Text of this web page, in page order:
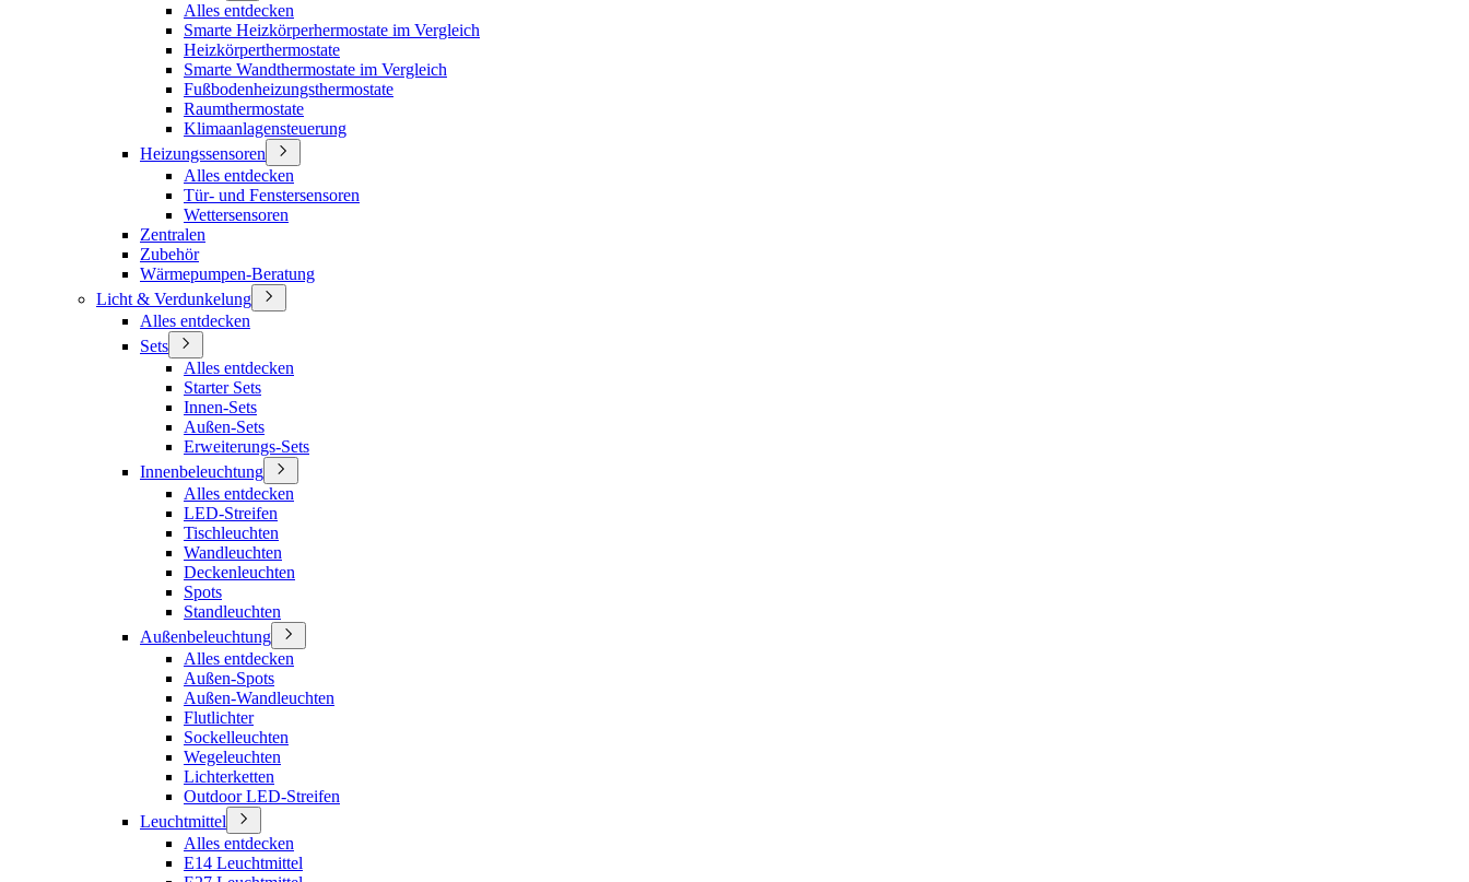
Alles entdecken
Smarte Heizkörperhermostate im Vergleich
Heizkörperthermostate
Smarte Wandthermostate im Vergleich
Fußbodenheizungsthermostate
Raumthermostate
Klimaanlagensteuerung
Heizungssensoren
Alles entdecken
Tür- und Fenstersensoren
Wettersensoren
Zentralen
Zubehör
Wärmepumpen-Beratung
Licht & Verdunkelung
Alles entdecken
Sets
Alles entdecken
Starter Sets
Innen-Sets
Außen-Sets
Erweiterungs-Sets
Innenbeleuchtung
Alles entdecken
LED-Streifen
Tischleuchten
Wandleuchten
Deckenleuchten
Spots
Standleuchten
Außenbeleuchtung
Alles entdecken
Außen-Spots
Außen-Wandleuchten
Flutlichter
Sockelleuchten
Wegeleuchten
Lichterketten
Outdoor LED-Streifen
Leuchtmittel
Alles entdecken
E14 Leuchtmittel